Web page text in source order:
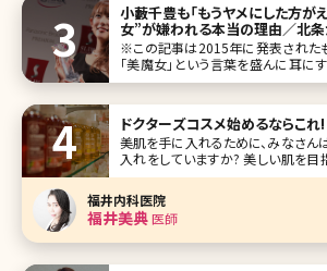
小藪千豊も「もうヤメにした方が
女”が嫌われる本当の理由／北
※この記事は2015年に発表されたも
「美魔女」という言葉を盛んに耳に
けは光文社の美容系ファッション誌『
ドクターズコスメ始めるならこ
美肌を手に入れるために、みなさん
入れをしていますか? 美しい肌を目
肌を目指すのが近道。そんなときに
クターズコスメです。 ドクターズコスメとは皮膚科医などの
医師や医療機関が開発または、監修し
福井内科医院
福井美典医師